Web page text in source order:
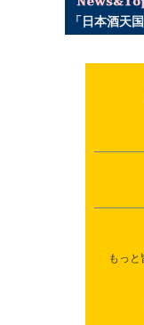
「日本酒天
もっ